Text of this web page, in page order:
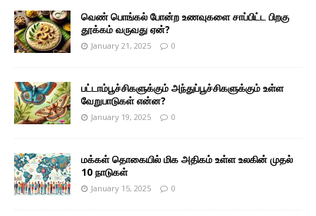
வெண் பொங்கல் போன்ற உணவுகளை சாப்பிட்ட பிறகு
தூக்கம் வருவது ஏன்?
January 21, 2025 0
பட்டாம்பூச்சிகளுக்கும் அந்துப்பூச்சிகளுக்கும் உள்ள
வேறுபாடுகள் என்ன?
January 19, 2025 0
மக்கள் தொகையில் மிக அதிகம் உள்ள உலகின் முதல்
10 நாடுகள்
January 15, 2025 0